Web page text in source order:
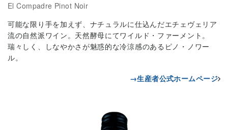
El Compadre Pinot Noir
可能な限り手を加えず、ナチュラルに仕込んだエチェヴェリア
流の自然派ワイン。天然酵母にてワイルド・ファーメント。
瑞々しく、しなやかさが魅惑的な冷涼感のあるピノ・ノワー
ル。
→生産者公式ホームページ